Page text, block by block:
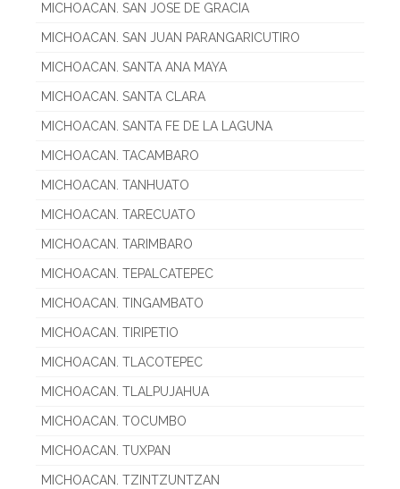
MICHOACAN. SAN JOSE DE GRACIA
MICHOACAN. SAN JUAN PARANGARICUTIRO
MICHOACAN. SANTA ANA MAYA
MICHOACAN. SANTA CLARA
MICHOACAN. SANTA FE DE LA LAGUNA
MICHOACAN. TACAMBARO
MICHOACAN. TANHUATO
MICHOACAN. TARECUATO
MICHOACAN. TARIMBARO
MICHOACAN. TEPALCATEPEC
MICHOACAN. TINGAMBATO
MICHOACAN. TIRIPETIO
MICHOACAN. TLACOTEPEC
MICHOACAN. TLALPUJAHUA
MICHOACAN. TOCUMBO
MICHOACAN. TUXPAN
MICHOACAN. TZINTZUNTZAN